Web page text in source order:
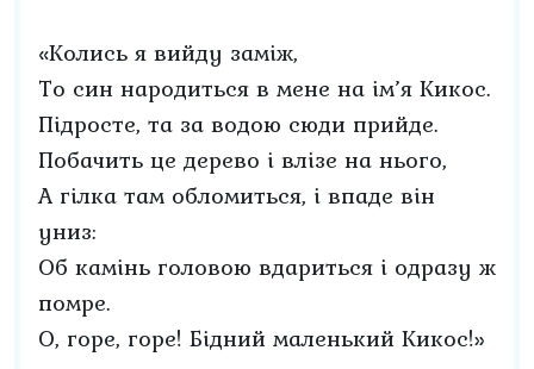
«Колись я вийду заміж,
То син народиться в мене на ім’я Кикос.
Підросте, та за водою сюди прийде.
Побачить це дерево і влізе на нього,
А гілка там обломиться, і впаде він
униз:
Об камінь головою вдариться і одразу ж
помре.
О, горе, горе! Бідний маленький Кикос!»